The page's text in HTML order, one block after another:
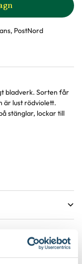
PostNord
bladverk. Sorten får
är lust rödviolett.
stänglar, lockar till